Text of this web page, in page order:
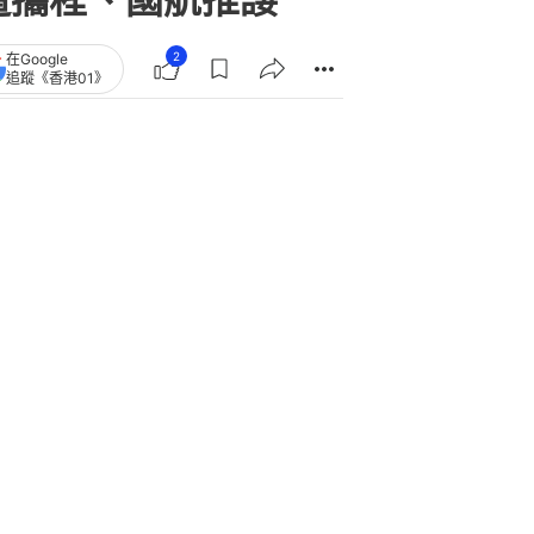
在Google
追蹤《香港01》
2